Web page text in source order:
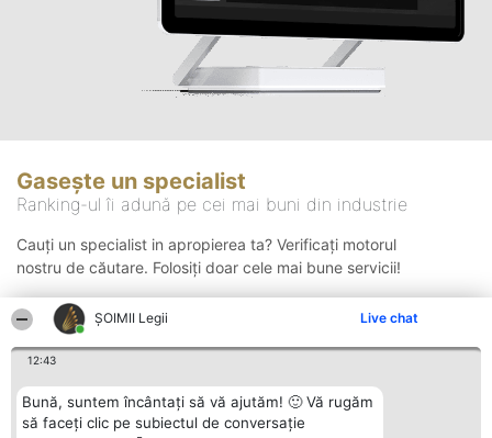
ȘOIMII Legii Live chat
12:43
Bună, suntem încântați să vă ajutăm! 🙂 Vă rugăm
să faceți clic pe subiectul de conversație
Gasește un specialist
Ranking-ul îi adună pe cei mai buni din industrie
Cauți un specialist in apropierea ta? Verificați motorul
nostru de căutare. Folosiți doar cele mai bune servicii!